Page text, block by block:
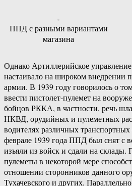
ППД с разными вариантами
магазина
Однако Артиллерийское
настаивало на широком внедрении
армии. В 1939 году говорилось о
ввести пистолет-пулемет на
бойцов РККА, в частности, речь
НКВД, орудийных и пулеметных
водителях различных
феврале 1939 года ППД был снят с
изъяли из войск и сдали на склады.
пулеметы в некоторой мере
отношении сторонников данного
Тухачевского и других.